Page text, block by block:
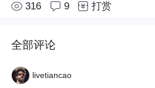
316 9 打赏
全部评论
livetiancao